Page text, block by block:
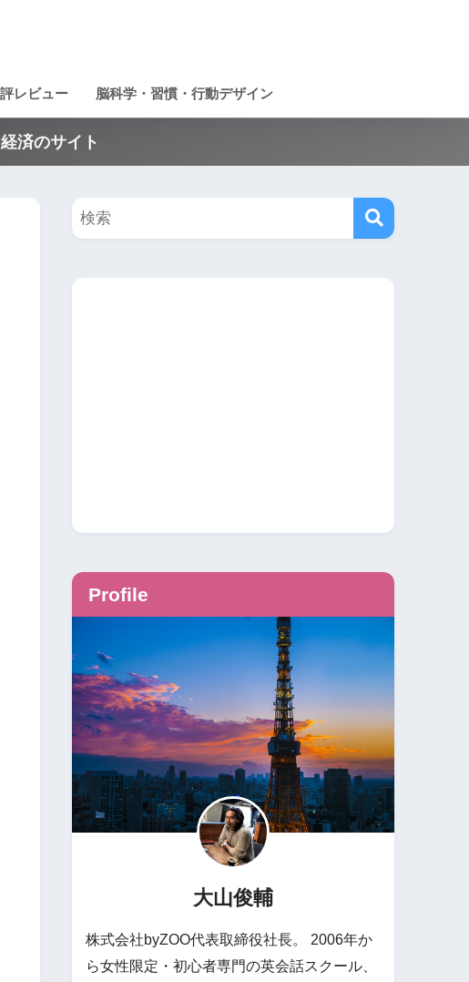
レビュー 脳科学・習慣・行動デザイン
済のサイト
Profile
大山俊輔
株式会社byZOO代表取締役社長。 2006年か
ら女性限定・初心者専門の英会話スクール、